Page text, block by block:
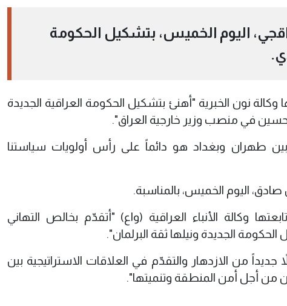
اليوم الخميس، بتشكيل الحكومة
نون الخبرية "أهنئ بتشكيل الحكومة العراقية الجديدة
حسين في منصب وزير خارجية العراق".
طهران وبغداد هو دائماً على رأس أولويات سياستنا
اليوم الخميس، بالمناسبة.
وكالة الأنباء العراقية (واع) "أتقدّم بخالص التهاني
الجديدة ونيلها ثقة البرلمان".
من الازدهار والتقدّم في العلاقات الاستراتيجية بين
من أجل أمن المنطقة وتنميتها".